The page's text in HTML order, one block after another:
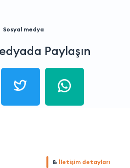
Sosyal medya
Paylaşın
& İletişim detayları